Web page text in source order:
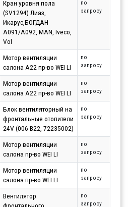
Кран уровня пола
(SV1294) Лиаз,
Икарус,БОГДАН
A091/A092, MAN, Iveco,
Vol
по
запросу
Мотор вентиляции
салона A22 пр-во WEI LI
по
запросу
Мотор вентиляции
салона A22 пр-во WEI LI
по
запросу
Блок вентиляторный на
фронтальные отопители
24V (006-В22, 72235002)
по
запросу
Мотор вентиляции
салона пр-во WEI LI
по
запросу
Мотор вентиляции
салона пр-во WEI LI
по
запросу
Вентилятор
по
запросу